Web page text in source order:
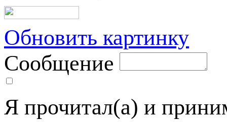
Обновить картинку
Сообщение
Я прочитал(а) и